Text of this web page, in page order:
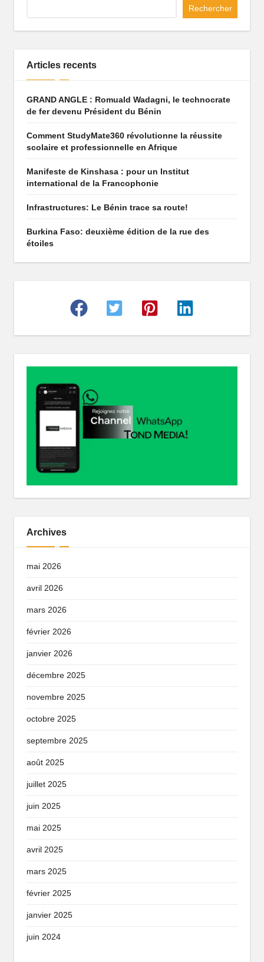
Rechercher
Articles recents
GRAND ANGLE : Romuald Wadagni, le technocrate
de fer devenu Président du Bénin
Comment StudyMate360 révolutionne la réussite
scolaire et professionnelle en Afrique
Manifeste de Kinshasa : pour un Institut
international de la Francophonie
Infrastructures: Le Bénin trace sa route!
Burkina Faso: deuxième édition de la rue des
étoiles
Archives
mai 2026
avril 2026
mars 2026
février 2026
janvier 2026
décembre 2025
novembre 2025
octobre 2025
septembre 2025
août 2025
juillet 2025
juin 2025
mai 2025
avril 2025
mars 2025
février 2025
janvier 2025
juin 2024